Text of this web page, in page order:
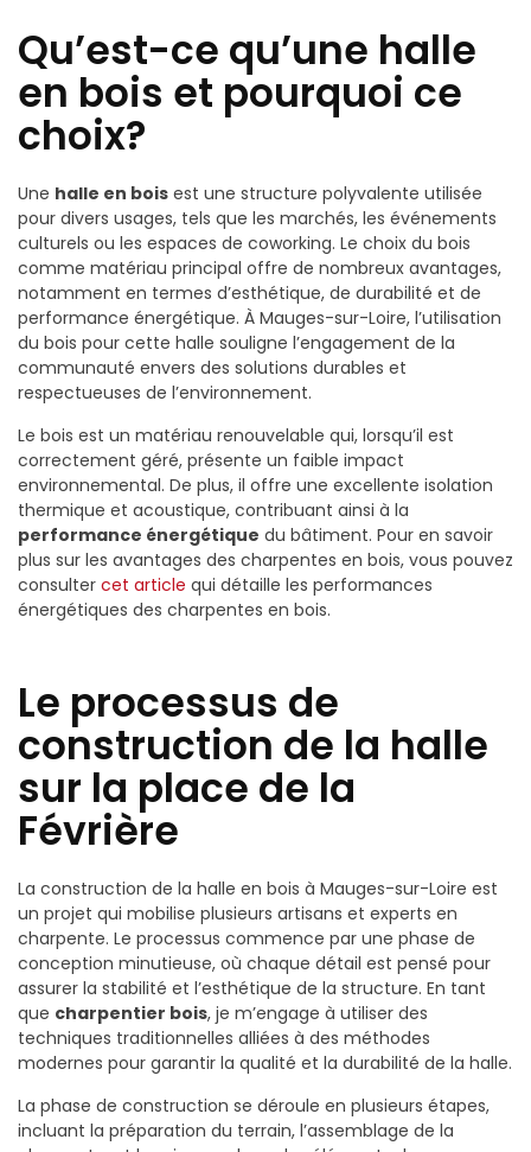
Qu’est-ce qu’une halle
en bois et pourquoi ce
choix?
Une halle en bois est une structure polyvalente utilisée
pour divers usages, tels que les marchés, les événements
culturels ou les espaces de coworking. Le choix du bois
comme matériau principal offre de nombreux avantages,
notamment en termes d’esthétique, de durabilité et de
performance énergétique. À Mauges-sur-Loire, l’utilisation
du bois pour cette halle souligne l’engagement de la
communauté envers des solutions durables et
respectueuses de l’environnement.
Le bois est un matériau renouvelable qui, lorsqu’il est
correctement géré, présente un faible impact
environnemental. De plus, il offre une excellente isolation
thermique et acoustique, contribuant ainsi à la
performance énergétique du bâtiment. Pour en savoir
plus sur les avantages des charpentes en bois, vous pouvez
consulter cet article qui détaille les performances
énergétiques des charpentes en bois.
Le processus de
construction de la halle
sur la place de la
Févrière
La construction de la halle en bois à Mauges-sur-Loire est
un projet qui mobilise plusieurs artisans et experts en
charpente. Le processus commence par une phase de
conception minutieuse, où chaque détail est pensé pour
assurer la stabilité et l’esthétique de la structure. En tant
que charpentier bois, je m’engage à utiliser des
techniques traditionnelles alliées à des méthodes
modernes pour garantir la qualité et la durabilité de la halle.
La phase de construction se déroule en plusieurs étapes,
incluant la préparation du terrain, l’assemblage de la